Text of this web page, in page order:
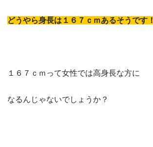
どうやら身長は１６７ｃｍあるそうです！
１６７ｃｍって女性では高身長な方に
なるんじゃないでしょうか？